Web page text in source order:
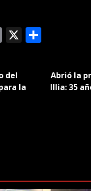
Email
X
del
la
Abrió la
Illia: 35